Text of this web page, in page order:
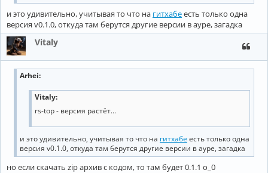
и это удивительно, учитывая то что на гитхабеесть только одна
версия v0.1.0, откуда там берутся другие версии в ауре, загадка
Vitaly
Arhei:
Vitaly:
rs-top - версия растёт...
и это удивительно, учитывая то что на гитхабеесть только одна
версия v0.1.0, откуда там берутся другие версии в ауре, загадка
но если скачать zip архив с кодом, то там будет 0.1.1 о_0